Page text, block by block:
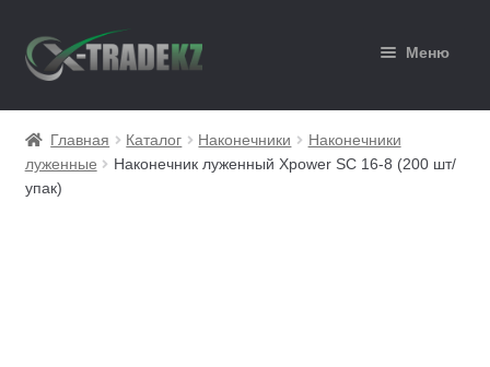
Перейти
к
Перейти
к
Меню
Главная
Каталог
Главная Каталог Наконечники
Наконечники
луженные
Наконечник луженный Xpower SC 16-8 (200 шт/
упак)